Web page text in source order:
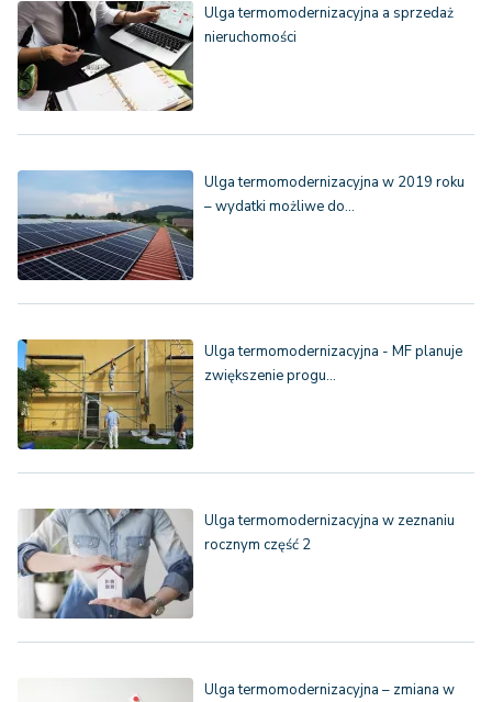
Ulga termomodernizacyjna a sprzedaż
nieruchomości
Ulga termomodernizacyjna w 2019 roku
– wydatki możliwe do…
Ulga termomodernizacyjna - MF planuje
zwiększenie progu…
Ulga termomodernizacyjna w zeznaniu
rocznym część 2
Ulga termomodernizacyjna – zmiana w